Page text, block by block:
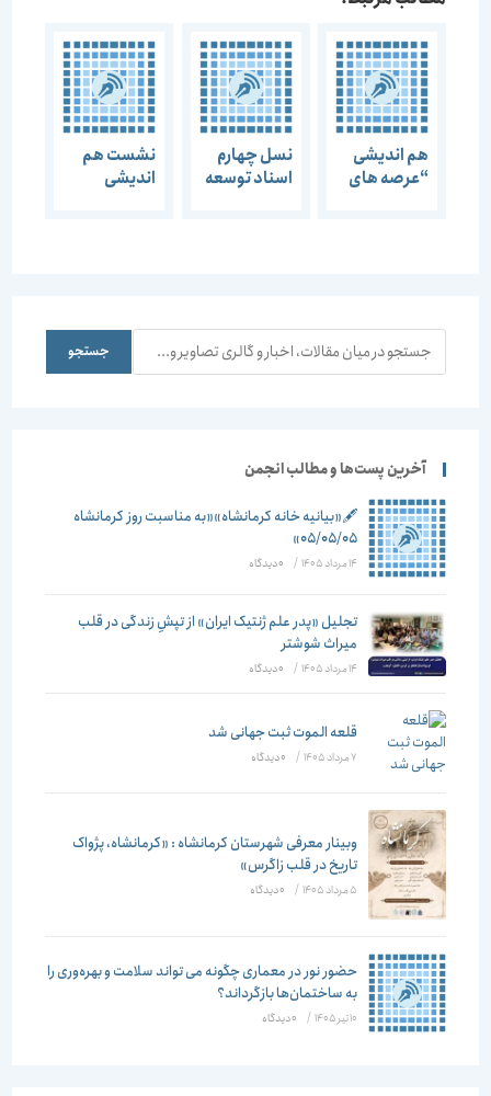
هم اندیشی
“عرصه های
نسل چهارم
اسناد توسعه
نشست هم
اندیشی
جستجو جستجو
آخرین پست‌ها و مطالب انجمن
🖋️«بیانیه خانه کرمانشاه»«به مناسبت روز کرمانشاه
۰۵/۰۵/۰۵»
14 مرداد 1405 / ۰ دیدگاه
تجلیل «پدر علم ژنتیک ایران» از تپشِ زندگی در قلب
میراث شوشتر
14 مرداد 1405 / ۰ دیدگاه
قلعه الموت ثبت جهانی شد
/ ۰ دیدگاه
وبینار معرفی شهرستان کرمانشاه : «کرمانشاه، پژواک
تاریخ در قلب زاگرس»
5 مرداد 1405 / ۰ دیدگاه
حضور نور در معماری چگونه می تواند سلامت و بهره‌وری را
به ساختمان‌ها بازگرداند؟
10 تیر 1405 / ۰ دیدگاه